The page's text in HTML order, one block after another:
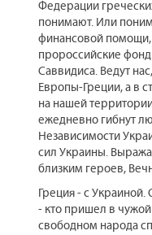
Федерации
понимают. Или
финансовой
пророссийские
Саввидиса. Ведут
Европы-Греции, а в
на нашей
ежедневно гибнут
Независимости
сил Украины.
близким героев,
Греция - с Украиной.
- кто пришел в чужой
свободном народа